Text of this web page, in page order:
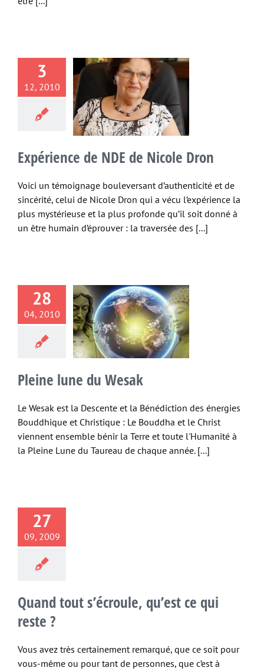
3
12, 2010
de NDE
Dron
Etres
Eveil Spirituel
Expérience de NDE de Nicole Dron
Voici un témoignage bouleversant d’authenticité et de
sincérité, celui de Nicole Dron qui a vécu l’expérience la
plus mystérieuse et la plus profonde qu’il soit donné à
un être humain d’éprouver : la traversée des [...]
28
04, 2010
lune du
Etres
Planète
Pleine lune du Wesak
Le Wesak est la Descente et la Bénédiction des énergies
Bouddhique et Christique : Le Bouddha et le Christ
viennent ensemble bénir la Terre et toute l'Humanité à
la Pleine Lune du Taureau de chaque année. [...]
27
09, 2009
Quand tout s’écroule, qu’est ce qui
reste ?
Vous avez très certainement remarqué, que ce soit pour
vous-même ou pour tant de personnes, que c’est à